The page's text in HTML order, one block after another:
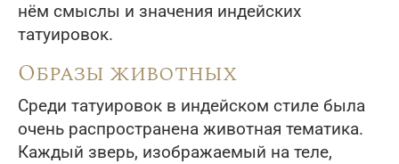
нём смыслы и значения индейских
татуировок.
Образы животных
Среди татуировок в индейском стиле была
очень распространена животная тематика.
Каждый зверь, изображаемый на теле,